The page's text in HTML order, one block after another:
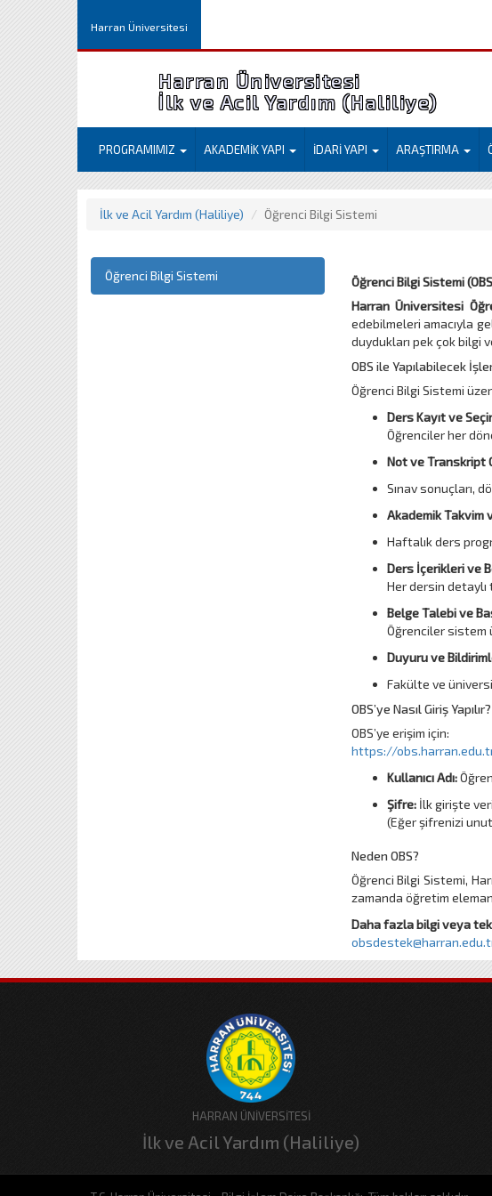
Harran Üniversitesi
Harran Üniversitesi
İlk ve Acil Yardım (Haliliye)
PROGRAMIMIZ AKADEMİK YAPI İDARİ YAPI ARAŞTIRMA
İlk ve Acil Yardım (Haliliye) Öğrenci Bilgi Sistemi
Öğrenci Bilgi Sistemi
Öğrenci Bilgi Sistemi
Harran Üniversitesi
edebilmeleri amacıyla
duydukları pek çok bilgi
OBS ile Yapılabilecek
Öğrenci Bilgi Sistemi
Ders Kayıt ve
Öğrenciler her
Not ve Transkript
Sınav sonuçları,
Akademik Takvim
Haftalık ders
Ders İçerikleri ve
Her dersin detaylı
Belge Talebi ve
Öğrenciler sistem
Duyuru ve
Fakülte ve
OBS’ye Nasıl Giriş Yapılır?
OBS’ye erişim için:
https://
Kullanıcı Adı:
Şifre:İlk girişte
(Eğer şifrenizi
Neden OBS?
Öğrenci Bilgi Sistemi,
zamanda öğretim
Daha fazla bilgi veya
HARRAN ÜNİVERSİTESİ
İlk ve Acil Yardım (Haliliye)